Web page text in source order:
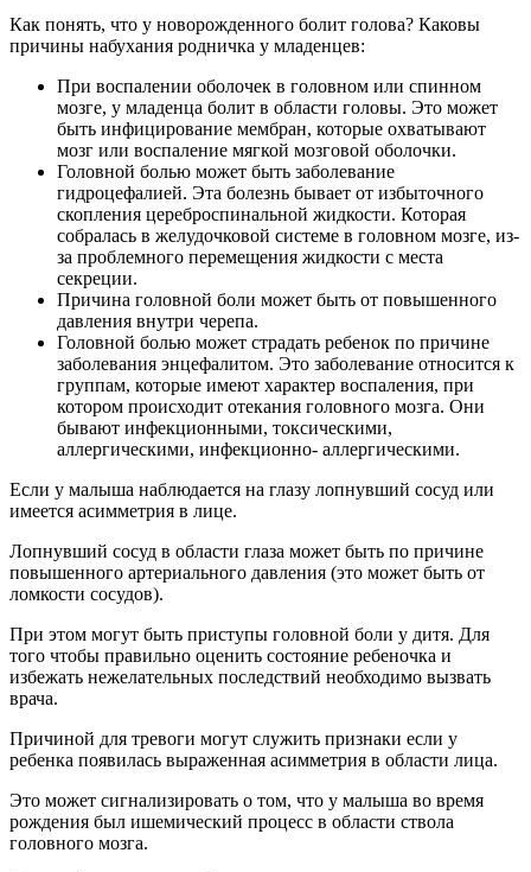
Как понять, что у новорожденного болит голова? Каковы
причины набухания родничка у младенцев:
При воспалении оболочек в головном или спинном
мозге, у младенца болит в области головы. Это может
быть инфицирование мембран, которые охватывают
мозг или воспаление мягкой мозговой оболочки.
Головной болью может быть заболевание
гидроцефалией. Эта болезнь бывает от избыточного
скопления цереброспинальной жидкости. Которая
собралась в желудочковой системе в головном мозге, из-
за проблемного перемещения жидкости с места
секреции.
Причина головной боли может быть от повышенного
давления внутри черепа.
Головной болью может страдать ребенок по причине
заболевания энцефалитом. Это заболевание относится к
группам, которые имеют характер воспаления, при
котором происходит отекания головного мозга. Они
бывают инфекционными, токсическими,
аллергическими, инфекционно- аллергическими.
Если у малыша наблюдается на глазу лопнувший сосуд или
имеется асимметрия в лице.
Лопнувший сосуд в области глаза может быть по причине
повышенного артериального давления (это может быть от
ломкости сосудов).
При этом могут быть приступы головной боли у дитя. Для
того чтобы правильно оценить состояние ребеночка и
избежать нежелательных последствий необходимо вызвать
врача.
Причиной для тревоги могут служить признаки если у
ребенка появилась выраженная асимметрия в области лица.
Это может сигнализировать о том, что у малыша во время
рождения был ишемический процесс в области ствола
головного мозга.